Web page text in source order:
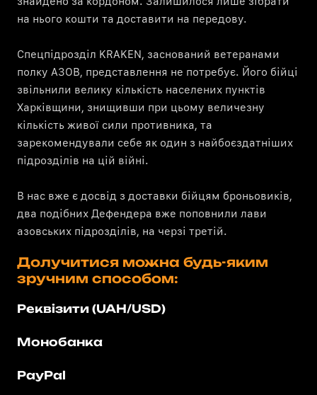
на нього кошти та доставити на передову.
Спецпідрозділ KRAKEN, заснований ветеранами
полку АЗОВ, представлення не потребує. Його бійці
звільнили велику кількість населених пунктів
Харківщини, знищивши при цьому величезну
кількість живої сили противника, та
зарекомендували себе як один з найбоєздатніших
підрозділів на цій війні.
​В нас вже є досвід з доставки бійцям броньовиків,
два подібних Дефендера вже поповнили лави
азовських підрозділів, на черзі третій.
Долучитися можна будь-яким
зручним способом:
Реквізити (UAH/USD)
Монобанка
PayPal